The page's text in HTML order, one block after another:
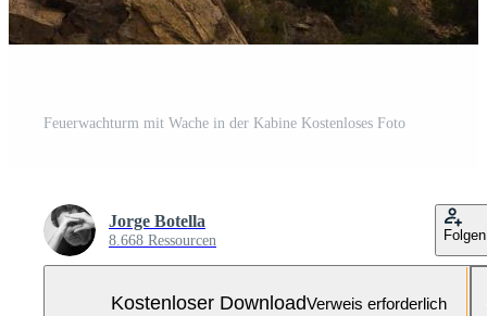
Feuerwachturm mit Wache in der Kabine Kostenloses Foto
Jorge Botella
8.668 Ressourcen Folgen
Kostenloser DownloadVerweis erforderlich